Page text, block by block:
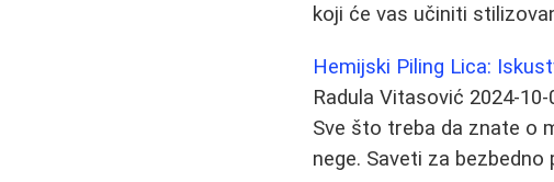
koji će vas učiniti
Hemijski Piling Lica:
Radula Vitasović 2024-10-
Sve što treba da znate o
nege. Saveti za